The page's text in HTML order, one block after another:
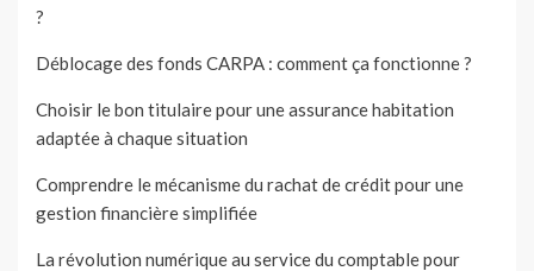
?
Déblocage des fonds CARPA : comment ça fonctionne ?
Choisir le bon titulaire pour une assurance habitation
adaptée à chaque situation
Comprendre le mécanisme du rachat de crédit pour une
gestion financière simplifiée
La révolution numérique au service du comptable pour